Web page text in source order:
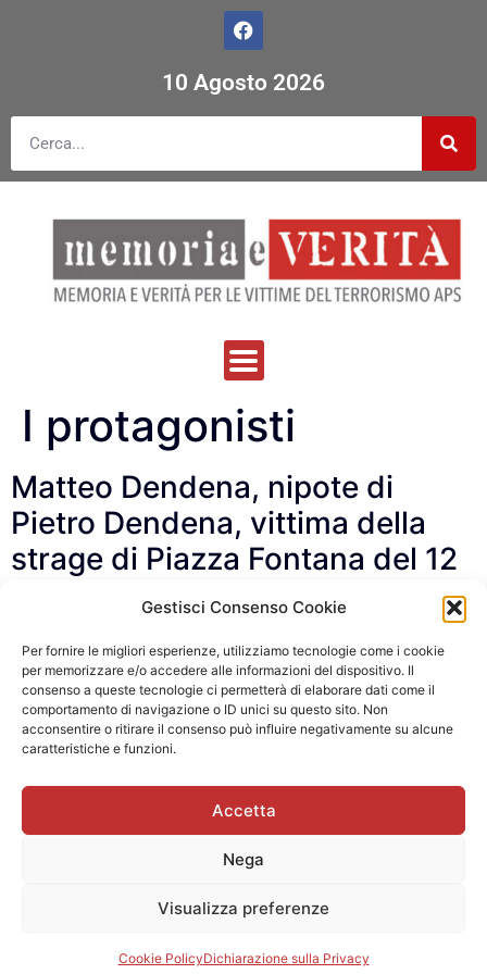
Gestisci Consenso Cookie
Per fornire le migliori esperienze, utilizziamo tecnologie come i cookie
per memorizzare e/o accedere alle informazioni del dispositivo. Il
consenso a queste tecnologie ci permetterà di elaborare dati come il
comportamento di navigazione o ID unici su questo sito. Non
acconsentire o ritirare il consenso può influire negativamente su alcune
caratteristiche e funzioni.
Accetta
Nega
Visualizza preferenze
Cookie PolicyDichiarazione sulla Privacy
10 Agosto 2026
I protagonisti
Matteo Dendena, nipote di
Pietro Dendena, vittima della
strage di Piazza Fontana del 12
dicembre 1969 alla Banca
Luigi Peco, scampato all’attacco
palestinese di Fiumicino 1973
©2023 Memoria e verità per le vittime del terrorismo – aps
e Sviluppo
Cookie Policy Privacy Policy